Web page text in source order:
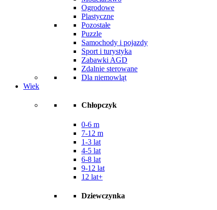
Ogrodowe
Plastyczne
Pozostałe
Puzzle
Samochody i pojazdy
Sport i turystyka
Zabawki AGD
Zdalnie sterowane
Dla niemowląt
Wiek
Chłopczyk
0-6 m
7-12 m
1-3 lat
4-5 lat
6-8 lat
9-12 lat
12 lat+
Dziewczynka